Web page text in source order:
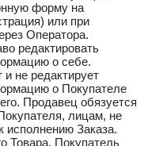
форму на
или при
Оператора.
редактировать
о себе.
не редактирует
о Покупателе
Продавец обязуется
лицам, не
Заказа.
Товара, Покупатель